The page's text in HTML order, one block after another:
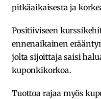
pitkäaikaisesta ja
Positiiviseen
ennenaikainen
jolta sijoittaja saisi
kuponkikorkoa.
Tuottoa rajaa myös